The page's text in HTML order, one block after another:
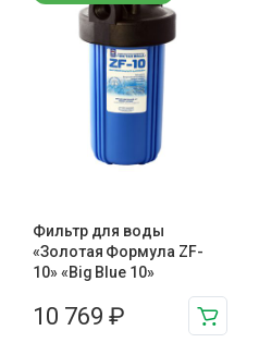
Фильтр для воды
«Золотая Формула ZF-
10» «Big Blue 10»
10 769 ₽